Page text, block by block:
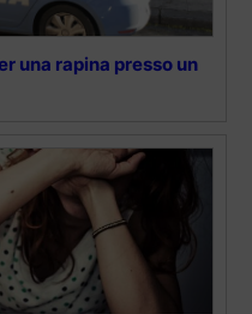
una rapina presso un